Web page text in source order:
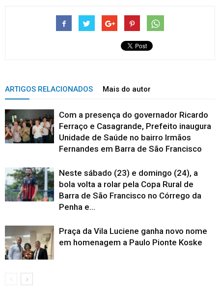
ARTIGOS RELACIONADOS Mais do autor
Com a presença do governador Ricardo
Ferraço e Casagrande, Prefeito inaugura
Unidade de Saúde no bairro Irmãos
Fernandes em Barra de São Francisco
Neste sábado (23) e domingo (24), a
bola volta a rolar pela Copa Rural de
Barra de São Francisco no Córrego da
Penha e...
Praça da Vila Luciene ganha novo nome
em homenagem a Paulo Pionte Koske